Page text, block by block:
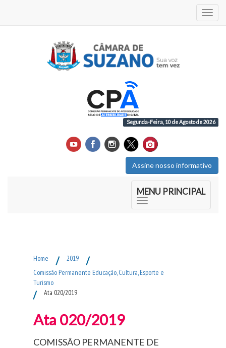
Segunda-Feira, 10 de Agosto de 2026
Assine nosso informativo
MENU PRINCIPAL
Home / 2019 /
Comissão Permanente Educação, Cultura, Esporte e
Turismo
/ Ata 020/2019
Ata 020/2019
COMISSÃO PERMANENTE DE